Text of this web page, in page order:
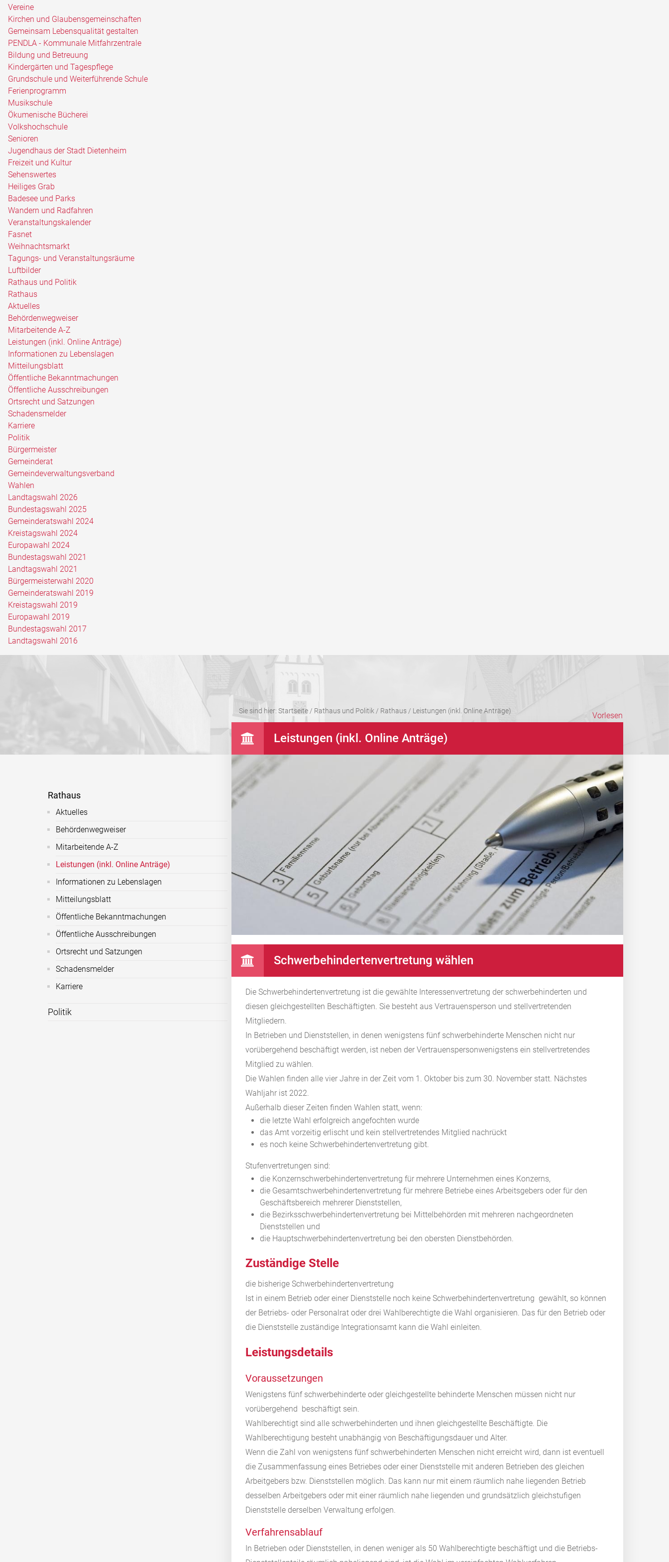
Vereine
Kirchen und Glaubensgemeinschaften
Gemeinsam Lebensqualität gestalten
PENDLA - Kommunale Mitfahrzentrale
Bildung und Betreuung
Kindergärten und Tagespflege
Grundschule und Weiterführende Schule
Ferienprogramm
Musikschule
Ökumenische Bücherei
Volkshochschule
Senioren
Jugendhaus der Stadt Dietenheim
Freizeit und Kultur
Sehenswertes
Heiliges Grab
Badesee und Parks
Wandern und Radfahren
Veranstaltungskalender
Fasnet
Weihnachtsmarkt
Tagungs- und Veranstaltungsräume
Luftbilder
Rathaus und Politik
Rathaus
Aktuelles
Behördenwegweiser
Mitarbeitende A-Z
Leistungen (inkl. Online Anträge)
Informationen zu Lebenslagen
Mitteilungsblatt
Öffentliche Bekanntmachungen
Öffentliche Ausschreibungen
Ortsrecht und Satzungen
Schadensmelder
Karriere
Politik
Bürgermeister
Gemeinderat
Gemeindeverwaltungsverband
Wahlen
Landtagswahl 2026
Bundestagswahl 2025
Gemeinderatswahl 2024
Kreistagswahl 2024
Europawahl 2024
Bundestagswahl 2021
Landtagswahl 2021
Bürgermeisterwahl 2020
Gemeinderatswahl 2019
Kreistagswahl 2019
Europawahl 2019
Bundestagswahl 2017
Landtagswahl 2016
Sie sind hier: Startseite/ Rathaus und Politik / Rathaus/ Leistungen (inkl. Online Anträge) Vorlesen
Rathaus
Aktuelles
Behördenwegweiser
Mitarbeitende A-Z
Leistungen (inkl. Online Anträge)
Informationen zu Lebenslagen
Mitteilungsblatt
Öffentliche Bekanntmachungen
Öffentliche Ausschreibungen
Ortsrecht und Satzungen
Schadensmelder
Karriere
Politik
Leistungen (inkl. Online Anträge)
Schwerbehindertenvertretung wählen
Die Schwerbehindertenvertretung ist die gewählte Interessenvertretung der schwerbehinderten und
diesen gleichgestellten Beschäftigten. Sie besteht aus Vertrauensperson und stellvertretenden
Mitgliedern.
In Betrieben und Dienststellen, in denen wenigstens fünf schwerbehinderte Menschen nicht nur
vorübergehend beschäftigt werden, ist neben der Vertrauenspersonwenigstens ein stellvertretendes
Mitglied zu wählen.
Die Wahlen finden alle vier Jahre in der Zeit vom 1. Oktober bis zum 30. November statt. Nächstes
Wahljahr ist 2022.
Außerhalb dieser Zeiten finden Wahlen statt, wenn:
die letzte Wahl erfolgreich angefochten wurde
das Amt vorzeitig erlischt und kein stellvertretendes Mitglied nachrückt
es noch keine Schwerbehindertenvertretung gibt.
Stufenvertretungen sind:
die Konzernschwerbehindertenvertretung für mehrere Unternehmen eines Konzerns,
die Gesamtschwerbehindertenvertretung für mehrere Betriebe eines Arbeitsgebers oder für den
Geschäftsbereich mehrerer Dienststellen,
die Bezirksschwerbehindertenvertretung bei Mittelbehörden mit mehreren nachgeordneten
Dienststellen und
die Hauptschwerbehindertenvertretung bei den obersten Dienstbehörden.
Zuständige Stelle
die bisherige Schwerbehindertenvertretung
Ist in einem Betrieb oder einer Dienststelle noch keine Schwerbehindertenvertretung gewählt, so können
der Betriebs- oder Personalrat oder drei Wahlberechtigte die Wahl organisieren. Das für den Betrieb oder
die Dienststelle zuständige Integrationsamt kann die Wahl einleiten.
Leistungsdetails
Voraussetzungen
Wenigstens fünf schwerbehinderte oder gleichgestellte behinderte Menschen müssen nicht nur
vorübergehend beschäftigt sein.
Wahlberechtigt sind alle schwerbehinderten und ihnen gleichgestellte Beschäftigte. Die
Wahlberechtigung besteht unabhängig von Beschäftigungsdauer und Alter.
Wenn die Zahl von wenigstens fünf schwerbehinderten Menschen nicht erreicht wird, dann ist eventuell
die Zusammenfassung eines Betriebes oder einer Dienststelle mit anderen Betrieben des gleichen
Arbeitgebers bzw. Dienststellen möglich. Das kann nur mit einem räumlich nahe liegenden Betrieb
desselben Arbeitgebers oder mit einer räumlich nahe liegenden und grundsätzlich gleichstufigen
Dienststelle derselben Verwaltung erfolgen.
Verfahrensablauf
In Betrieben oder Dienststellen, in denen weniger als 50 Wahlberechtigte beschäftigt und die Betriebs-